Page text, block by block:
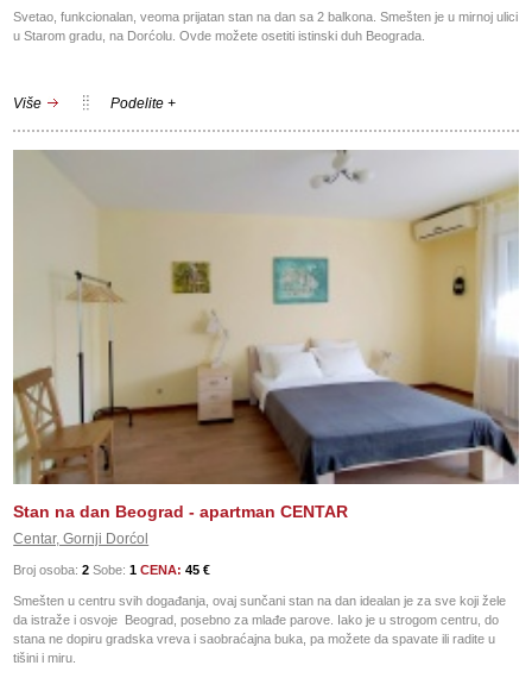
Svetao, funkcionalan, veoma prijatan stan na dan sa 2 balkona. Smešten je u mirnoj ulici
u Starom gradu, na Dorćolu. Ovde možete osetiti istinski duh Beograda.
Više Podelite +
Stan na dan Beograd - apartman CENTAR
Centar, Gornji Dorćol
Broj osoba:2 Sobe:1 CENA:45 €
Smešten u centru svih događanja, ovaj sunčani stan na dan idealan je za sve koji žele
da istraže i osvoje Beograd, posebno za mlađe parove. Iako je u strogom centru, do
stana ne dopiru gradska vreva i saobraćajna buka, pa možete da spavate ili radite u
tišini i miru.